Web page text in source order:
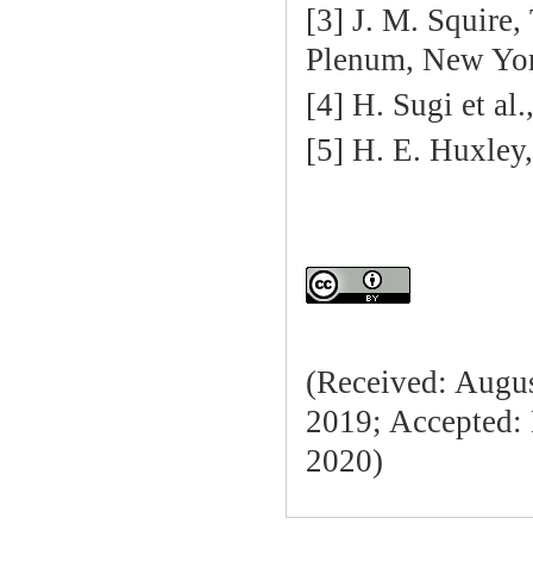
[3] J. M. Squire,
Plenum, New
[4] H. Sugi et
[5] H. E.
(Received:
2019; Accepted:
2020)